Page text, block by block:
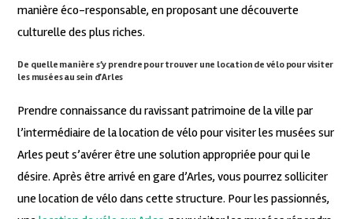
manière éco-responsable, en proposant une découverte
culturelle des plus riches.
De quelle manière s’y prendre pour trouver une location de vélo pour visiter
les musées au sein d’Arles
Prendre connaissance du ravissant patrimoine de la ville par
l’intermédiaire de la location de vélo pour visiter les musées sur
Arles peut s’avérer être une solution appropriée pour qui le
désire. Après être arrivé en gare d’Arles, vous pourrez solliciter
une location de vélo dans cette structure. Pour les passionnés,